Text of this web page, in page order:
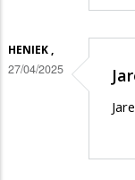
HENIEK ,
27/04/2025